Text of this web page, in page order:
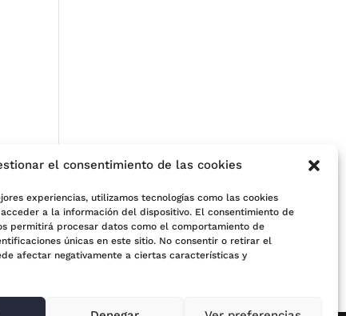
el consentimiento de las cookies
experiencias, utilizamos tecnologías como las cookies
a la información del dispositivo. El consentimiento de
permitirá procesar datos como el comportamiento de
únicas en este sitio. No consentir o retirar el
afectar negativamente a ciertas características y